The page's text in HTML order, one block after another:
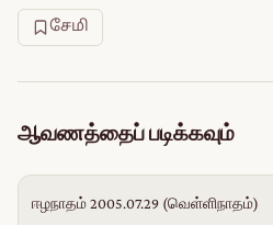
சேமி
ஆவணத்தைப் படிக்கவும்
ஈழநாதம் 2005.07.29 (வெள்ளிநாதம்)